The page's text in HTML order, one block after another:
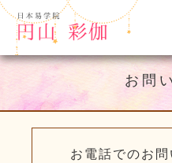
お問
お電話でのお